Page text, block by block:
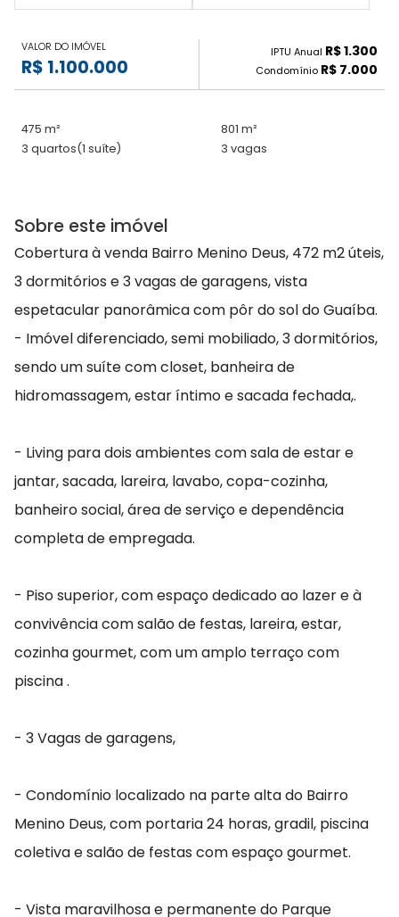
VALOR DO IMÓVEL
R$ 1.100.000
IPTU Anual R$ 1.300
Condomínio R$ 7.000
475 m²
801 m²
3 quartos(1 suíte) 3 vagas
Sobre este imóvel
Cobertura à venda Bairro Menino Deus, 472 m2 úteis,
3 dormitórios e 3 vagas de garagens, vista
espetacular panorâmica com pôr do sol do Guaíba.
- Imóvel diferenciado, semi mobiliado, 3 dormitórios,
sendo um suíte com closet, banheira de
hidromassagem, estar íntimo e sacada fechada,.
- Living para dois ambientes com sala de estar e
jantar, sacada, lareira, lavabo, copa-cozinha,
banheiro social, área de serviço e dependência
completa de empregada.
- Piso superior, com espaço dedicado ao lazer e à
convivência com salão de festas, lareira, estar,
cozinha gourmet, com um amplo terraço com
piscina .
- 3 Vagas de garagens,
- Condomínio localizado na parte alta do Bairro
Menino Deus, com portaria 24 horas, gradil, piscina
coletiva e salão de festas com espaço gourmet.
- Vista maravilhosa e permanente do Parque